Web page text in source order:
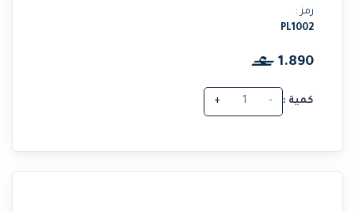
رمز :
PL1002
1.890
كمية : -
+